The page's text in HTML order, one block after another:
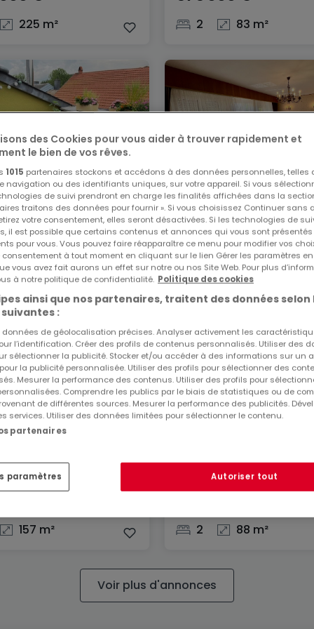
225 m² 2 83 m²
€
194 m²
Maison
Esch-sur-Alzette
790 000 €
3 170 m²
Alzette
157 m²
Appartement
Brandenbourg
2 88 m²
Voir plus d'annonces
des Cookies pour vous aider à trouver rapidement et
le bien de vos rêves.
1015 partenaires stockons et accédons à des données personnelles, telles
navigation ou des identifiants uniques, sur votre appareil. Si vous
de suivi prendront en charge les finalités affichées dans la
traitons des données pour fournir ». Si vous choisissez Continuer sans
votre consentement, elles seront désactivées. Si les technologies de
il est possible que certains contenus et annonces qui vous sont
pour vous. Vous pouvez faire réapparaître ce menu pour modifier vos
consentement à tout moment en cliquant sur le lien Gérer les paramètres
vous avez fait aurons un effet sur notre ou nos Site Web. Pour plus
à notre politique de confidentialité. Politique des cookies
ainsi que nos partenaires, traitent des données selon
:
données de géolocalisation précises. Analyser activement les
l’identification. Créer des profils de contenus personnalisés. Utiliser des
sélectionner la publicité. Stocker et/ou accéder à des informations sur un
la publicité personnalisée. Utiliser des profils pour sélectionner des
Mesurer la performance des contenus. Utiliser des profils pour
Comprendre les publics par le biais de statistiques ou de
de différentes sources. Mesurer la performance des publicités.
services. Utiliser des données limitées pour sélectionner le contenu.
partenaires
paramètres Autoriser tout